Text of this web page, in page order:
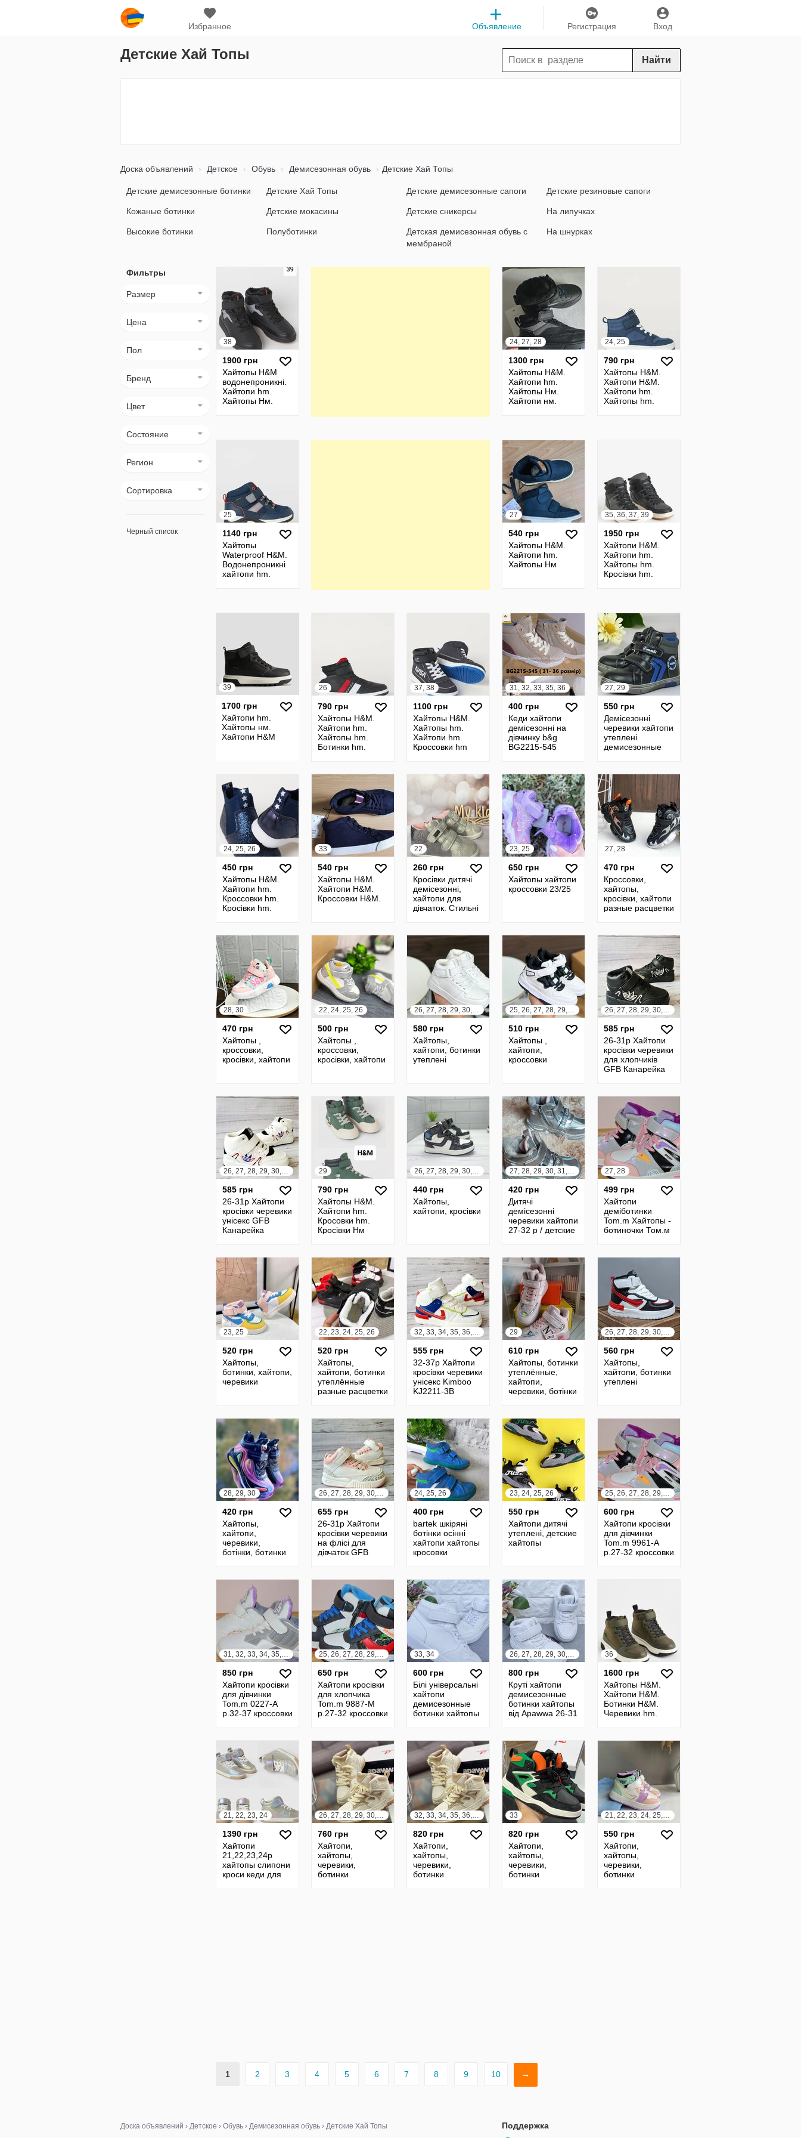
Избранное Вход
Регистрация
Объявление
Детские Хай Топы Найти
Доска объявлений Детское Обувь Демисезонная обувь Детские Хай Топы
Детские демисезонные ботинки Детские Хай Топы Детские демисезонные сапоги Детские резиновые сапоги
Кожаные ботинки Детские мокасины Детские сникерсы На липучках
Высокие ботинки Полуботинки
Детская демисезонная обувь с
мембраной
На шнурках
Фильтры
Размер
Цена
Пол
Бренд
Цвет
Состояние
Регион
Сортировка
Черный список
38
1900 грн
Хайтопы H&M
водонепроникні.
Хайтопи hm.
Хайтопы Нм.
24, 27, 28
1300 грн
Хайтопы H&M.
Хайтопи hm.
Хайтопы Нм.
Хайтопи нм.
24, 25
790 грн
Хайтопы H&M.
Хайтопи H&M.
Хайтопи hm.
Хайтопы hm.
25
1140 грн
Хайтопы
Waterproof H&M.
Водонепроникні
хайтопи hm.
27
540 грн
Хайтопы H&M.
Хайтопи hm.
Хайтопы Нм
35, 36, 37, 39
1950 грн
Хайтопи H&M.
Хайтопи hm.
Хайтопы hm.
Кросівки hm.
39
1700 грн
Хайтопи hm.
Хайтопы нм.
Хайтопи H&M
26
790 грн
Хайтопы H&M.
Хайтопи hm.
Хайтопы hm.
Ботинки hm.
37, 38
1100 грн
Хайтопы H&M.
Хайтопы hm.
Хайтопи hm.
Кроссовки hm
31, 32, 33, 35, 36
400 грн
Кеди хайтопи
демісезонні на
дівчинку b&g
BG2215-545
Хайтопы
27, 29
550 грн
Демісезонні
черевики хайтопи
утеплені
демисезонные
3017 27,29
24, 25, 26
450 грн
Хайтопы H&M.
Хайтопи hm.
Кроссовки hm.
Кросівки hm.
33
540 грн
Хайтопы H&M.
Хайтопи H&M.
Кроссовки H&M.
22
260 грн
Кросівки дитячі
демісезонні,
хайтопи для
дівчаток. Стильні
екошкіри,
23, 25
650 грн
Хайтопы хайтопи
кроссовки 23/25
27, 28
470 грн
Кроссовки,
хайтопы,
кросівки, хайтопи
разные расцветки
28, 30
470 грн
Хайтопы ,
кроссовки,
кросівки, хайтопи
22, 24, 25, 26
500 грн
Хайтопы ,
кроссовки,
кросівки, хайтопи
26, 27, 28, 29, 30, 31
580 грн
Хайтопы,
хайтопи, ботинки
утеплені
25, 26, 27, 28, 29, 30, 31
510 грн
Хайтопы ,
хайтопи,
кроссовки
26, 27, 28, 29, 30, 31
585 грн
26-31р Хайтопи
кросівки черевики
для хлопчиків
GFB Канарейка
ботинки
26, 27, 28, 29, 30, 31
585 грн
26-31р Хайтопи
кросівки черевики
унісекс GFB
Канарейка
ботинки
29
790 грн
Хайтопы H&M.
Хайтопи hm.
Кросовки hm.
Кросівки Нм
26, 27, 28, 29, 30, 31
440 грн
Хайтопы,
хайтопи, кросівки
27, 28, 29, 30, 31, 32
420 грн
Дитячі
демісезонні
черевики хайтопи
27-32 р / детские
27, 28
499 грн
Хайтопи
деміботинки
Tom.m Хайтопы -
ботиночки Том.м
23, 25
520 грн
Хайтопы,
ботинки, хайтопи,
черевики
22, 23, 24, 25, 26
520 грн
Хайтопы,
хайтопи, ботинки
утеплённые
разные расцветки
32, 33, 34, 35, 36, 37
555 грн
32-37р Хайтопи
кросівки черевики
унісекс Kimboo
KJ2211-3B
ботинки унисекс
29
610 грн
Хайтопы, ботинки
утеплённые,
хайтопи,
черевики, ботінки
26, 27, 28, 29, 30, 31
560 грн
Хайтопы,
хайтопи, ботинки
утеплені
28, 29, 30
420 грн
Хайтопы,
хайтопи,
черевики,
ботінки, ботинки
26, 27, 28, 29, 30, 31
655 грн
26-31р Хайтопи
кросівки черевики
на флісі для
дівчаток GFB
флисе
24, 25, 26
400 грн
bartek шкіряні
ботінки осінні
хайтопи хайтопы
кросовки
23, 24, 25, 26
550 грн
Хайтопи дитячі
утеплені, детские
хайтопы
25, 26, 27, 28, 29, 30, 31, 32
600 грн
Хайтопи кросівки
для дівчинки
Tom.m 9961-A
р.27-32 кроссовки
31, 32, 33, 34, 35, 36, 37
850 грн
Хайтопи кросівки
для дівчинки
Tom.m 0227-A
р.32-37 кроссовки
25, 26, 27, 28, 29, 30, 31, 32
650 грн
Хайтопи кросівки
для хлопчика
Tom.m 9887-M
р.27-32 кроссовки
9887
33, 34
600 грн
Білі універсальні
хайтопи
демисезонные
ботинки хайтопы
26, 27, 28, 29, 30, 31
800 грн
Круті хайтопи
демисезонные
ботинки хайтопы
від Apawwa 26-31
36
1600 грн
Хайтопы H&M.
Хайтопи H&M.
Ботинки H&M.
Черевики hm.
21, 22, 23, 24
1390 грн
Хайтопи
21,22,23,24р
хайтопы слипони
кроси кеди для
26, 27, 28, 29, 30, 31
760 грн
Хайтопи,
хайтопы,
черевики,
ботинки
32, 33, 34, 35, 36, 37
820 грн
Хайтопи,
хайтопы,
черевики,
ботинки
33
820 грн
Хайтопи,
хайтопы,
черевики,
ботинки
21, 22, 23, 24, 25, 26
550 грн
Хайтопи,
хайтопы,
черевики,
ботинки
1 2 3 4 5 6 7 8 9 10 →
Поддержка
Доска объявлений › Детское › Обувь › Демисезонная обувь › Детские Хай Топы